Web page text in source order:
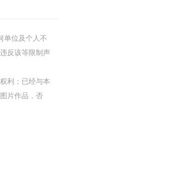
单位及个人不
反该等限制声
利；已经与本
片作品，否